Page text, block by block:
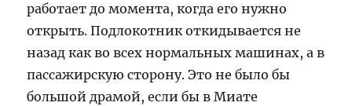
работает до момента, когда его нужно
открыть. Подлокотник откидывается не
назад как во всех нормальных машинах, а в
пассажирскую сторону. Это не было бы
большой драмой, если бы в Миате